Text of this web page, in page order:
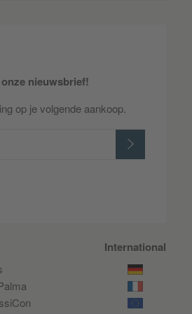
nieuwsbrief!
op je volgende aankoop.
International